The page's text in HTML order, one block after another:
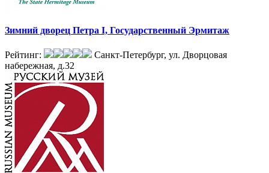
Зимний дворец Петра I, Государственный Эрмитаж
Рейтинг:
Санкт-Петербург, ул. Дворцовая
набережная, д.32